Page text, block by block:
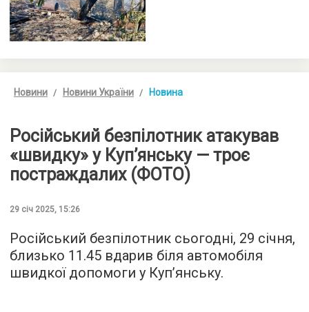
Новини Новини України Новина
Російський безпілотник атакував
«швидку» у Куп’янську — троє
постраждалих (ФОТО)
29 січ 2025, 15:26
Російський безпілотник сьогодні, 29 січня,
близько 11.45 вдарив біля автомобіля
швидкої допомоги у Куп’янську.